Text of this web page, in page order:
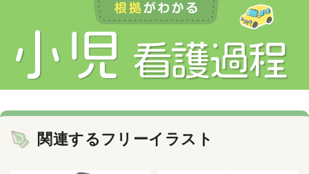
関連するフリーイラスト